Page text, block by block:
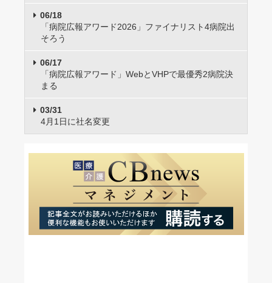
06/18
「病院広報アワード2026」ファイナリスト4病院出
そろう
06/17
「病院広報アワード」WebとVHPで最優秀2病院決
まる
03/31
4月1日に社名変更